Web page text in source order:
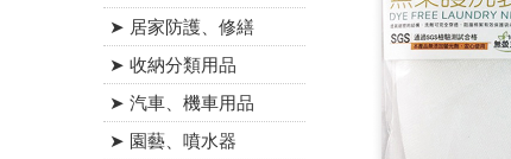
➤ 居家防護、修繕
➤ 收納分類用品
➤ 汽車、機車用品
➤ 園藝、噴水器